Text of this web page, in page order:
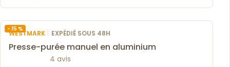
- 15 %
WESTMARK | EXPÉDIÉ SOUS 48H
Presse-purée manuel en aluminium
4 avis